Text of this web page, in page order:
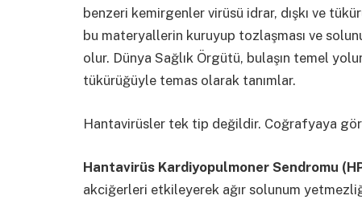
benzeri kemirgenler virüsü idrar, dışkı ve
bu materyallerin kuruyup tozlaşması ve
olur. Dünya Sağlık Örgütü, bulaşın temel
tükürüğüyle temas olarak tanımlar.
Hantavirüsler tek tip değildir. Coğrafyaya
Hantavirüs Kardiyopulmoner Sendromu
akciğerleri etkileyerek ağır solunum